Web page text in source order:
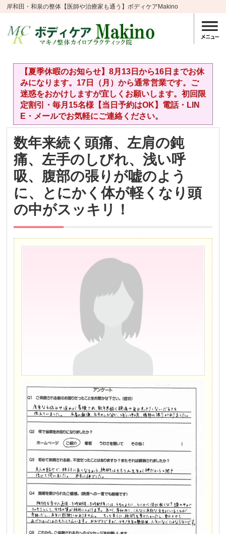
岸和田・和泉の整体【医師や治療家も通う】ボディケアMakino
【夏季休暇のお知らせ】8月13日から16日までお休
みになります。17日（月）から通常営業です。ご
迷惑をおかけしますが宜しくお願いします。初回限
定割引・毎月15名様【当日予約はOK】電話・LIN
E・メールでお気軽にご連絡ください。
数年来続く頭痛、左肩の鈍
痛、左手のしびれ、浅い呼
吸、腹部の張りが嘘のよう
に、とにかく体が軽くなり頭
の中がスッキリ！